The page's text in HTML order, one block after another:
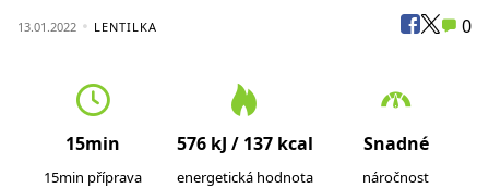
13.01.2022 LENTILKA 0
15min
15min příprava
576 kJ / 137 kcal
energetická hodnota
Snadné
náročnost